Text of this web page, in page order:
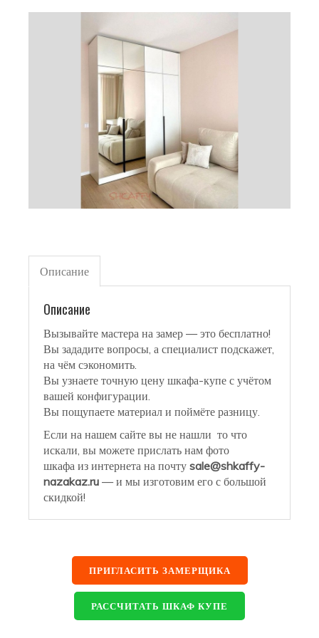
Описание
Описание
Вызывайте мастера на замер — это бесплатно!
Вы зададите вопросы, а специалист подскажет,
на чём сэкономить.
Вы узнаете точную цену шкафа-купе с учётом
вашей конфигурации.
Вы пощупаете материал и поймёте разницу.
Если на нашем сайте вы не нашли то что
искали, вы можете прислать нам фото
шкафа из интернета на почту sale@shkaffy-
nazakaz.ru — и мы изготовим его с большой
скидкой!
ПРИГЛАСИТЬ ЗАМЕРЩИКА
РАССЧИТАТЬ ШКАФ КУПЕ